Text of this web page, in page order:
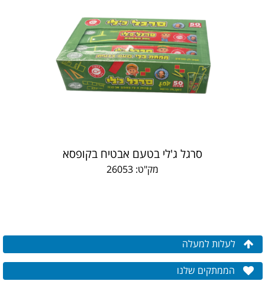
סרגל ג'לי בטעם אבטיח בקופסא
מק"ט: 26053
לעלות למעלה
הממתקים שלנו